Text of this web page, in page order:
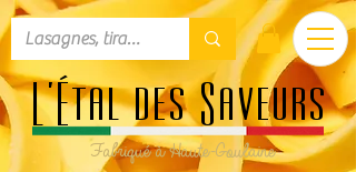
L'Étal des Saveurs
Fabriqué à Haute-Goulaine